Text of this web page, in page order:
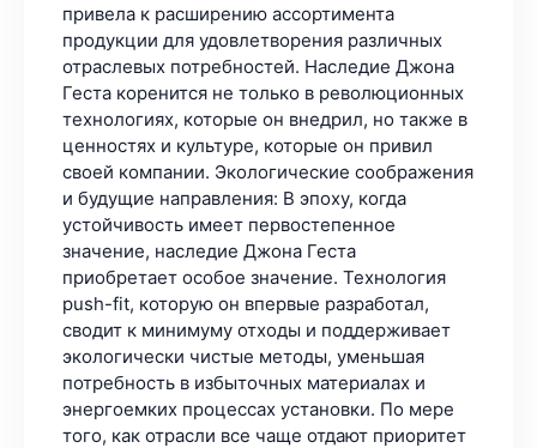
привела к расширению ассортимента
продукции для удовлетворения различных
отраслевых потребностей. Наследие Джона
Геста коренится не только в революционных
технологиях, которые он внедрил, но также в
ценностях и культуре, которые он привил
своей компании. Экологические соображения
и будущие направления: В эпоху, когда
устойчивость имеет первостепенное
значение, наследие Джона Геста
приобретает особое значение. Технология
push-fit, которую он впервые разработал,
сводит к минимуму отходы и поддерживает
экологически чистые методы, уменьшая
потребность в избыточных материалах и
энергоемких процессах установки. По мере
того, как отрасли все чаще отдают приоритет